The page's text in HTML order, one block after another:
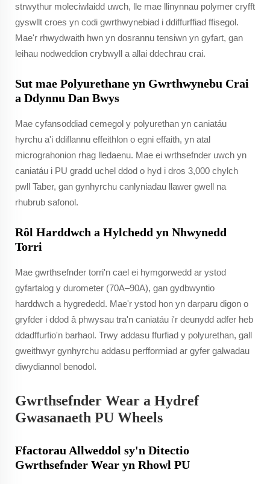
strwythur moleciwlaidd uwch, lle mae llinynnau polymer cryfft
gyswllt croes yn codi gwrthwynebiad i ddiffurffiad ffisegol.
Mae'r rhwydwaith hwn yn dosrannu tensiwn yn gyfart, gan
leihau nodweddion crybwyll a allai ddechrau crai.
Sut mae Polyurethane yn Gwrthwynebu Crai
a Ddynnu Dan Bwys
Mae cyfansoddiad cemegol y polyurethan yn caniatáu
hyrchu a'i ddiflannu effeithlon o egni effaith, yn atal
micrograhonion rhag lledaenu. Mae ei wrthsefnder uwch yn
caniatáu i PU gradd uchel ddod o hyd i dros 3,000 chylch
pwll Taber, gan gynhyrchu canlyniadau llawer gwell na
rhubrub safonol.
Rôl Harddwch a Hylchedd yn Nhwynedd
Torri
Mae gwrthsefnder torri'n cael ei hymgorwedd ar ystod
gyfartalog y durometer (70A–90A), gan gydbwyntio
harddwch a hygrededd. Mae'r ystod hon yn darparu digon o
gryfder i ddod â phwysau tra'n caniatáu i'r deunydd adfer heb
ddadffurfio'n barhaol. Trwy addasu ffurfiad y polyurethan, gall
gweithwyr gynhyrchu addasu perfformiad ar gyfer galwadau
diwydiannol benodol.
Gwrthsefnder Wear a Hydref
Gwasanaeth PU Wheels
Ffactorau Allweddol sy'n Ditectio
Gwrthsefnder Wear yn Rhowl PU